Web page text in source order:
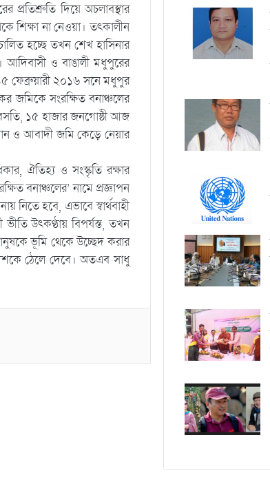
প্রতিশ্রুতি দিয়ে অচলাবস্থার
শিক্ষা না নেওয়া। তৎকালীন
হচ্ছে তখন শেখ হাসিনার
আদিবাসী ও বাঙালী মধুপুরের
ফেব্রুয়ারী ২০১৬ সনে মধুপুর
জমিকে সংরক্ষিত বনাঞ্চলের
১৫ হাজার জনগোষ্ঠী আজ
ও আবাদী জমি কেড়ে নেয়ার
ঐতিহ্য ও সংস্কৃতি রক্ষার
বনাঞ্চলের’ নামে প্রজ্ঞাপন
নিতে হবে, এভাবে স্বার্থবাহী
উৎকণ্ঠায় বিপর্যস্ত, তখন
ভূমি থেকে উচ্ছেদ করার
ঠেলে দেবে। অতএব সাধু